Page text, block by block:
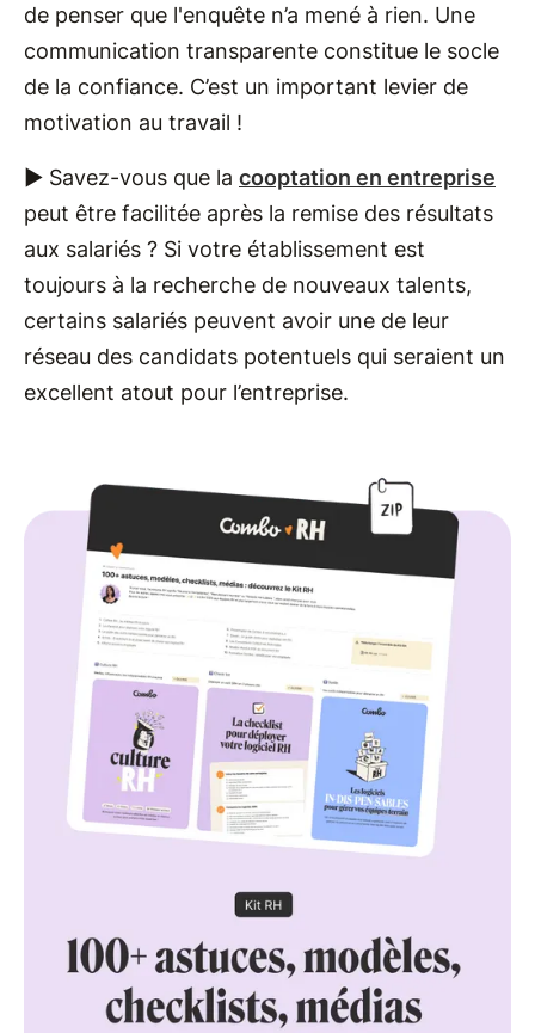
de penser que l'enquête n’a mené à rien. Une
communication transparente constitue le socle
de la confiance. C’est un important levier de
motivation au travail !
► Savez-vous que la cooptation en entreprise
peut être facilitée après la remise des résultats
aux salariés ? Si votre établissement est
toujours à la recherche de nouveaux talents,
certains salariés peuvent avoir une de leur
réseau des candidats potentuels qui seraient un
excellent atout pour l’entreprise.